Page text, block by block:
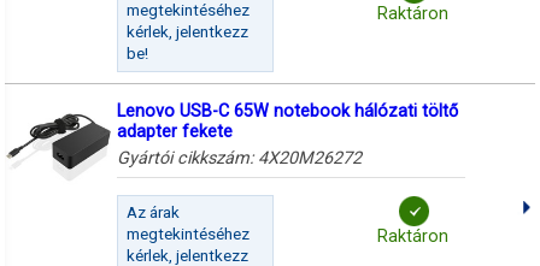
megtekintéséhez
kérlek, jelentkezz
be!
Raktáron
Lenovo USB-C 65W notebook hálózati töltő
adapter fekete
Gyártói cikkszám: 4X20M26272
Az árak
megtekintéséhez
kérlek, jelentkezz
Raktáron